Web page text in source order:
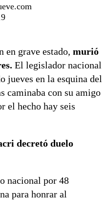
en grave estado, murió
El legislador nacional
jueves en la esquina del
caminaba con su amigo
el hecho hay seis
decretó duelo
nacional por 48
para honrar al